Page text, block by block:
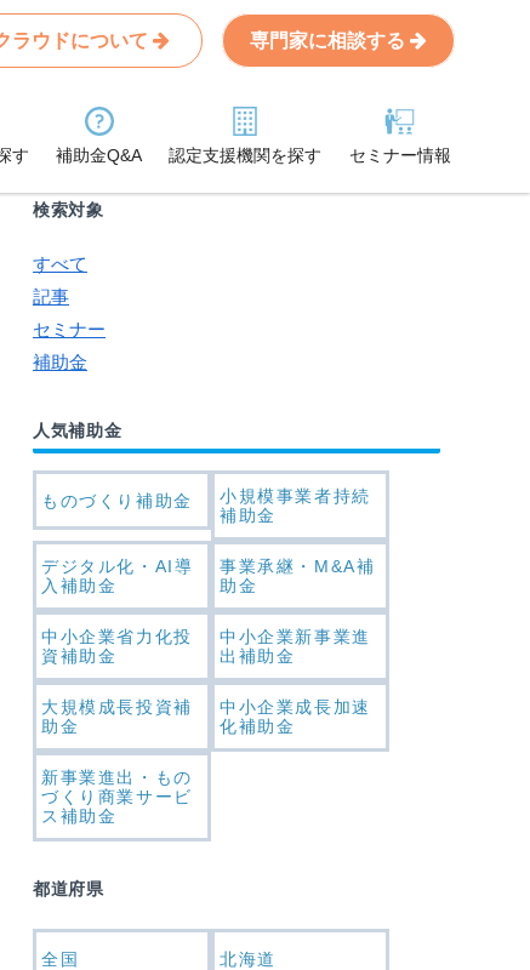
ラウドについて 専門家に相談する
す 補助金Q&A 認定支援機関を探す セミナー情報
Search
条件から記事を探す
検索対象
すべて
記事
セミナー
補助金
人気補助金
ものづくり補助金
小規模事業者持続
補助金
デジタル化・AI導
入補助金
事業承継・M&A補
助金
中小企業省力化投
資補助金
中小企業新事業進
出補助金
大規模成長投資補
助金
中小企業成長加速
化補助金
新事業進出・もの
づくり商業サービ
ス補助金
都道府県
全国 北海道